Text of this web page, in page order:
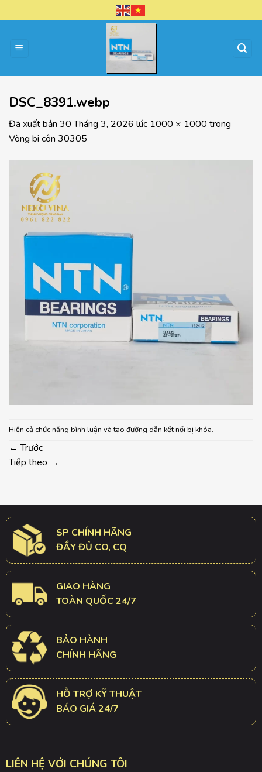
đến
dung
DSC_8391.webp
Đã xuất bản 30 Tháng 3, 2026 lúc 1000 × 1000 trong
Vòng bi côn 30305
Hiện cả chức năng bình luận và tạo đường dẫn kết nối bị khóa.
← Trước
Tiếp theo →
SP CHÍNH HÃNG
ĐẦY ĐỦ CO, CQ
GIAO HÀNG
TOÀN QUỐC 24/7
BẢO HÀNH
CHÍNH HÃNG
HỖ TRỢ KỸ THUẬT
BÁO GIÁ 24/7
LIÊN HỆ VỚI CHÚNG TÔI